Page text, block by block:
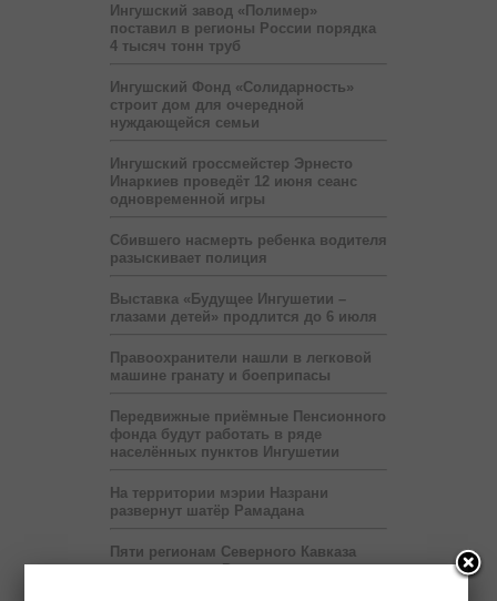
Ингушский завод «Полимер»
поставил в регионы России порядка
4 тысяч тонн труб
Ингушский Фонд «Солидарность»
строит дом для очередной
нуждающейся семьи
Ингушский гроссмейстер Эрнесто
Инаркиев проведёт 12 июня сеанс
одновременной игры
Сбившего насмерть ребенка водителя
разыскивает полиция
Выставка «Будущее Ингушетии –
глазами детей» продлится до 6 июля
Правоохранители нашли в легковой
машине гранату и боеприпасы
Передвижные приёмные Пенсионного
фонда будут работать в ряде
населённых пунктов Ингушетии
На территории мэрии Назрани
развернут шатёр Рамадана
Пяти регионам Северного Кавказа
правительство России выделит два